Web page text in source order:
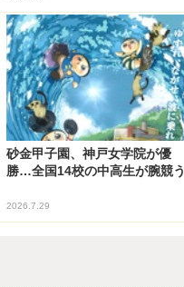
砂金甲子園、神戸女学院が優
勝…全国14校の中高生が腕競う
2026.7.29